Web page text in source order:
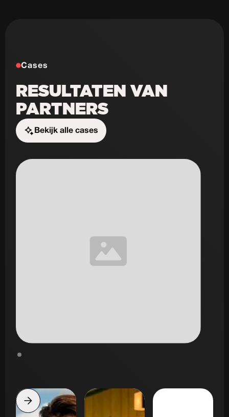
Cases
RESULTATEN VAN
PARTNERS
Bekijk alle cases
Start de uitdaging